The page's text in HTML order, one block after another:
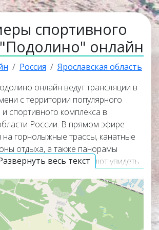
спортивного
онлайн
Россия Ярославская область
весь текст
онлайн ведут трансляции в
с территории популярного
спортивного комплекса в
России. В прямом эфире
на горнолыжные трассы, канатные
отдыха, а также панорамы
Камеры позволяют увидеть
инфраструктуры курорта.
работают круглосуточно
текущие погодные условия,